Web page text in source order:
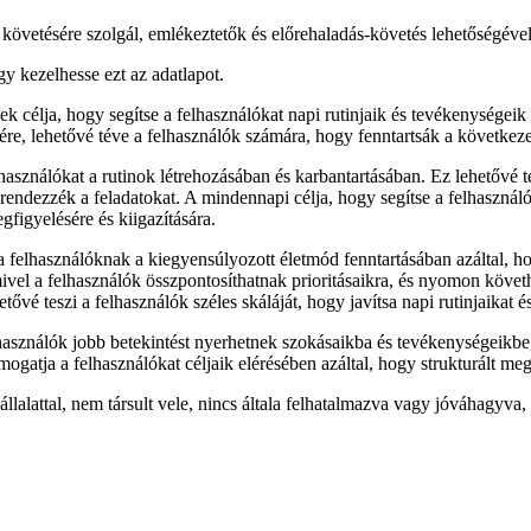
szolgál, emlékeztetők és előrehaladás-követés
kezelhesse ezt az adatlapot.
célja, hogy segítse a felhasználókat napi rutinjaik és
lehetővé téve a felhasználók számára, hogy fenntartsák a
a rutinok létrehozásában és karbantartásában. Ez lehetővé
a feladatokat. A mindennapi célja, hogy segítse a
és kiigazítására.
a kiegyensúlyozott életmód fenntartásában azáltal,
a felhasználók összpontosíthatnak prioritásaikra, és nyomon
teszi a felhasználók széles skáláját, hogy javítsa napi rutinjaikat
jobb betekintést nyerhetnek szokásaikba és
a felhasználókat céljaik elérésében azáltal, hogy strukturált
nem társult vele, nincs általa felhatalmazva vagy